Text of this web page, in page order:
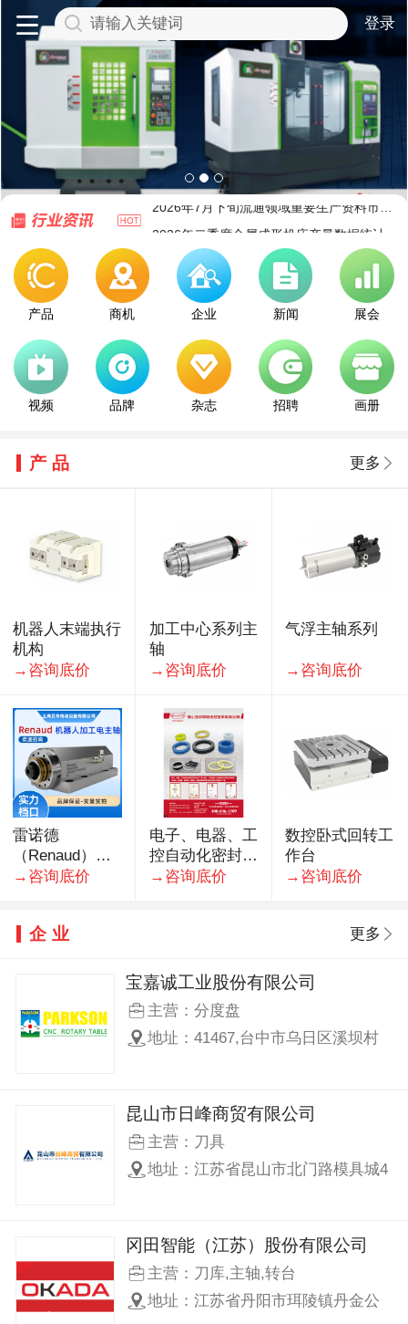
请输入关键词 登录
盛京聚智造，东北启新篇 第二十四届中国国际装备制造业博
2026年上半年机械工业经济运行情况综述
半导体全链聚合，IICIE国际集成电路创新博览会9月深圳举办
2026年7月下旬流通领域重要生产资料市场价格变动情况
机器人业务利润率仅1.6%：日本安川电机能否走出通用机价格
2026年6月各地金属切削机床产量统计
盛京聚智造，东北启新篇 第二十四届中国国际装备制造业博
2026年上半年机械工业经济运行情况综述
半导体全链聚合，IICIE国际集成电路创新博览会9月深圳举办
2026年7月下旬流通领域重要生产资料市场价格变动情况
2026 EeIE智博会同期展会联动，一次看全"能源—装备—制造
2026年6月各地金属切削机床产量统计
产品 商机 企业 新闻 展会
视频 品牌 杂志 招聘 画册
产品 更多
机器人末端执行
机构
→咨询底价
加工中心系列主
轴
→咨询底价
气浮主轴系列
→咨询底价
雷诺德
（Renaud）瑞
士进口机器人钻
→咨询底价
电子、电器、工
控自动化密封件
专业生产厂家·
→咨询底价
数控卧式回转工
作台
→咨询底价
企业 更多
宝嘉诚工业股份有限公司
主营：分度盘
地址：41467,台中市乌日区溪坝村
昆山市日峰商贸有限公司
主营：刀具
地址：江苏省昆山市北门路模具城4
冈田智能（江苏）股份有限公司
主营：刀库,主轴,转台
地址：江苏省丹阳市珥陵镇丹金公